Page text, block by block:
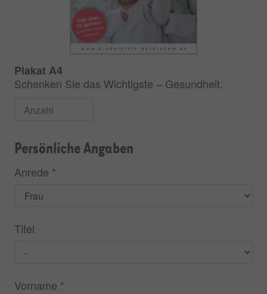
Plakat A4
Schenken Sie das Wichtigste – Gesundheit.
Persönliche Angaben
Anrede *
Titel
Vorname *